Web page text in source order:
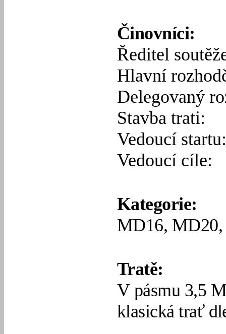
Činovníci:
Ředitel
Hlavní
Delegovaný
Stavba trati:
Vedoucí startu:
Vedoucí cíle:
Kategorie:
MD16,
Tratě:
V pásmu 3,5
klasická trať